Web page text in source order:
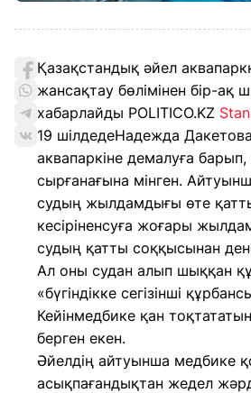
Қазақстандық әйел
жансақтау бөлімінен бір-ақ
хабарлайды POLITICO.KZ
19 шілдедеНадежда
аквапаркіне демалуға
сырғанағына мінген.
судың жылдамдығы өте
кесіріненсуға жоғары
судың қатты соққысынан
Ал оны судан алып шыққан
«бүгіндікке сегізінші
Кейінмедбике қан
берген екен.
Әйелдің айтуынша медбике
асықпағандықтан жедел